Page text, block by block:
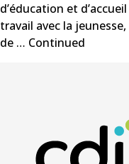
d’éducation et
travail avec la
de … Continued